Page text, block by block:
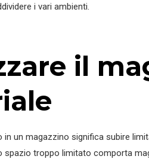
i vari ambienti.
il
un magazzino significa subire
spazio troppo limitato comporta